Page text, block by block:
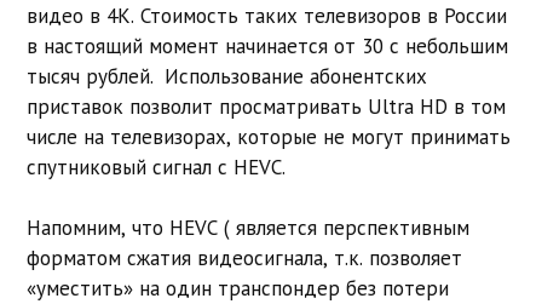
видео в 4K. Стоимость таких телевизоров в России
в настоящий момент начинается от 30 с небольшим
тысяч рублей. Использование абонентских
приставок позволит просматривать Ultra HD в том
числе на телевизорах, которые не могут принимать
спутниковый сигнал с HEVC.
Напомним, что HEVC ( является перспективным
форматом сжатия видеосигнала, т.к. позволяет
«уместить» на один транспондер без потери